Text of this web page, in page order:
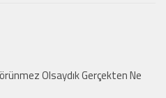
Olsaydık Gerçekten Ne